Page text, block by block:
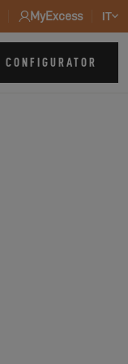
MyExcess IT
CONFIGURATOR